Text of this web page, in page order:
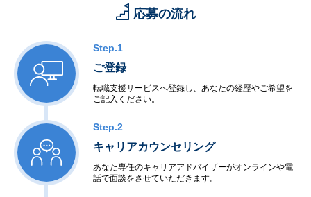
応募の流れ
Step.1
ご登録
転職支援サービスへ登録し、あなたの経歴やご希望を
ご記入ください。
Step.2
キャリアカウンセリング
あなた専任のキャリアアドバイザーがオンラインや電
話で面談をさせていただきます。